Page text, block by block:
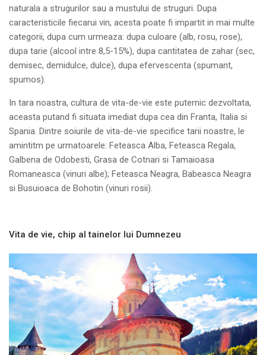
naturala a strugurilor sau a mustului de struguri. Dupa
caracteristicile fiecarui vin, acesta poate fi impartit in mai multe
categorii, dupa cum urmeaza: dupa culoare (alb, rosu, rose),
dupa tarie (alcool intre 8,5-15%), dupa cantitatea de zahar (sec,
demisec, demidulce, dulce), dupa efervescenta (spumant,
spumos).
In tara noastra, cultura de vita-de-vie este puternic dezvoltata,
aceasta putand fi situata imediat dupa cea din Franta, Italia si
Spania. Dintre soiurile de vita-de-vie specifice tarii noastre, le
amintitm pe urmatoarele: Feteasca Alba, Feteasca Regala,
Galbena de Odobesti, Grasa de Cotnari si Tamaioasa
Romaneasca (vinuri albe); Feteasca Neagra, Babeasca Neagra
si Busuioaca de Bohotin (vinuri rosii).
Vita de vie, chip al tainelor lui Dumnezeu